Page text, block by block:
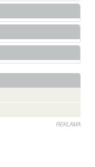
REKLAMA